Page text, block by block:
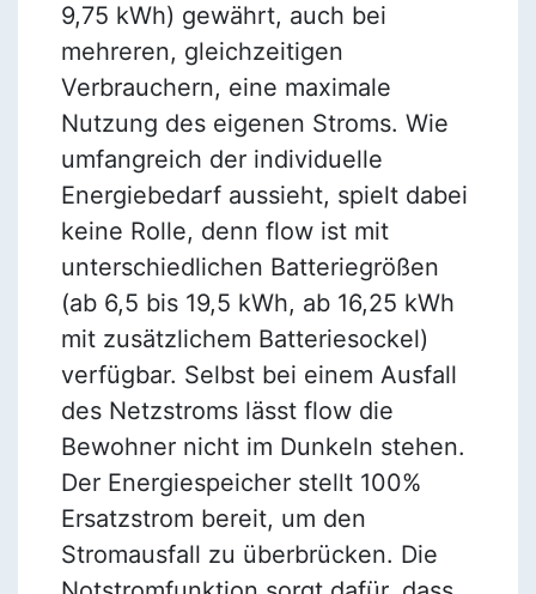
9,75 kWh) gewährt, auch bei
mehreren, gleichzeitigen
Verbrauchern, eine maximale
Nutzung des eigenen Stroms. Wie
umfangreich der individuelle
Energiebedarf aussieht, spielt dabei
keine Rolle, denn flow ist mit
unterschiedlichen Batteriegrößen
(ab 6,5 bis 19,5 kWh, ab 16,25 kWh
mit zusätzlichem Batteriesockel)
verfügbar. Selbst bei einem Ausfall
des Netzstroms lässt flow die
Bewohner nicht im Dunkeln stehen.
Der Energiespeicher stellt 100%
Ersatzstrom bereit, um den
Stromausfall zu überbrücken. Die